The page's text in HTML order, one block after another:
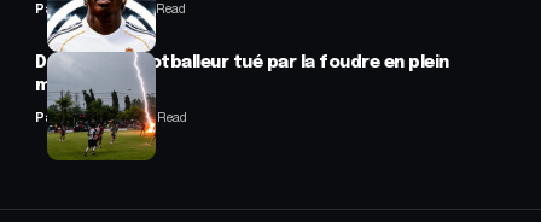
Panafrofoot1 Min Read
Drame : un footballeur tué par la foudre en plein
match
Panafrofoot2 Min Read